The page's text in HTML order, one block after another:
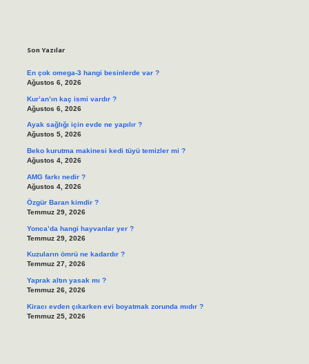
Son Yazılar
En çok omega-3 hangi besinlerde var ?
Ağustos 6, 2026
Kur’an’ın kaç ismi vardır ?
Ağustos 6, 2026
Ayak sağlığı için evde ne yapılır ?
Ağustos 5, 2026
Beko kurutma makinesi kedi tüyü temizler mi ?
Ağustos 4, 2026
AMG farkı nedir ?
Ağustos 4, 2026
Özgür Baran kimdir ?
Temmuz 29, 2026
Yonca’da hangi hayvanlar yer ?
Temmuz 29, 2026
Kuzuların ömrü ne kadardır ?
Temmuz 27, 2026
Yaprak altın yasak mı ?
Temmuz 26, 2026
Kiracı evden çıkarken evi boyatmak zorunda mıdır ?
Temmuz 25, 2026